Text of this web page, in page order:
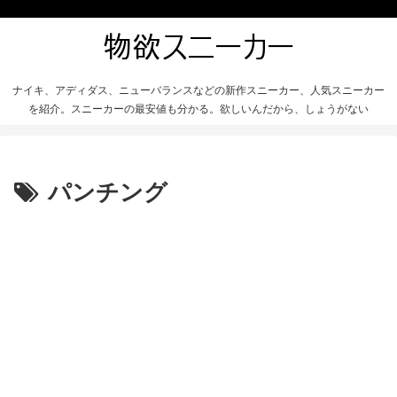
ナイキ、アディダス、ニューバランスなどの新作スニーカー、人気スニーカー
を紹介。スニーカーの最安値も分かる。欲しいんだから、しょうがない
パンチング